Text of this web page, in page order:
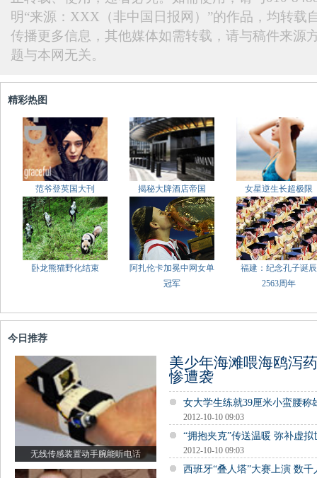
明“来源：XXX（非中国日报网）”的作品，均转载
传播更多信息，其他媒体如需转载，请与稿件来源
题与本网无关。
精彩热图
范爷登英国大刊 揭秘大牌酒店帝国 女星逆生长超极限
卧龙熊猫野化结束
阿扎伦卡加冕中网女单
冠军
福建：纪念孔子诞辰
2563周年
今日推荐
无线传感装置动手腕能听电话
美少年海滩喂海鸥泻
惨遭袭
女大学生练就39厘米小蛮腰称
2012-10-10 09:03
“拥抱夹克”传送温暖 弥补虚拟
2012-10-10 09:03
西班牙“叠人塔”大赛上演 数